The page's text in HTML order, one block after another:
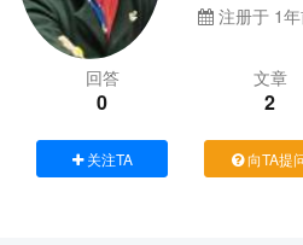
注册于 1
回答
0
文章
2
关注TA 向TA提